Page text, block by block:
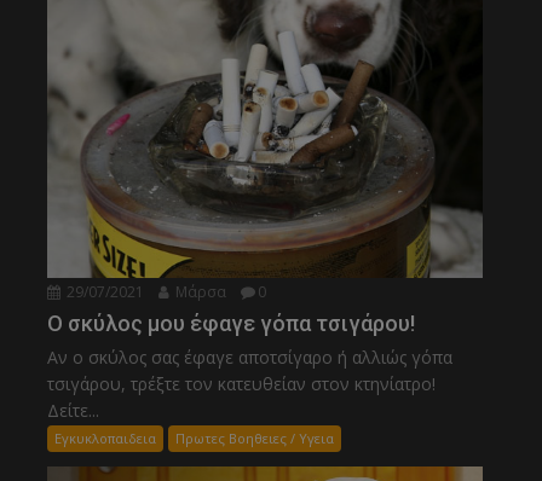
29/07/2021 Μάρσα 0
Ο σκύλος μου έφαγε γόπα τσιγάρου!
Αν ο σκύλος σας έφαγε αποτσίγαρο ή αλλιώς γόπα
τσιγάρου, τρέξτε τον κατευθείαν στον κτηνίατρο!
Δείτε...
Εγκυκλοπαιδεια Πρωτες Βοηθειες / Υγεια